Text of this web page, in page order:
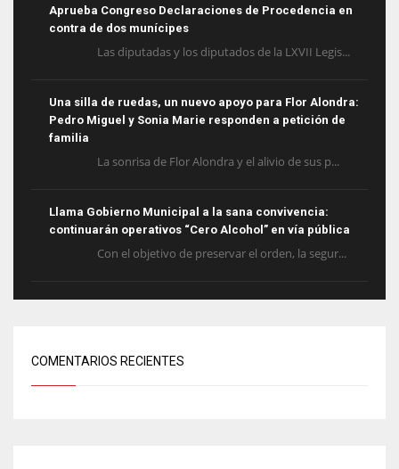
Aprueba Congreso Declaraciones de Procedencia en
contra de dos munícipes
Las diputadas y los diputados de la LXVII Legis...
Una silla de ruedas, un nuevo apoyo para Flor Alondra:
Pedro Miguel y Sonia Marie responden a petición de
familia
La sonrisa de Flor Alondra y el alivio de sus p...
Llama Gobierno Municipal a la sana convivencia:
continuarán operativos “Cero Alcohol” en vía pública
Con el objetivo de preservar el orden, la segur...
COMENTARIOS RECIENTES